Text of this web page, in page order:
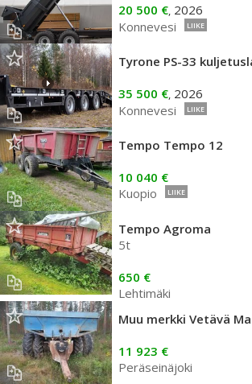
20 500 €, 2026
Konnevesi
LIIKE
Tyrone PS-33
35 500 €, 2026
Konnevesi
LIIKE
Tempo Tempo 12
10 040 €
Kuopio
LIIKE
Tempo Agroma
5t
650 €
Lehtimäki
Muu merkki Vetävä
11 923 €
Peräseinäjoki